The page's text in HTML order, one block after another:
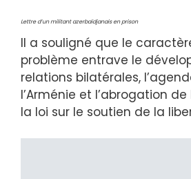
Lettre d’un militant azerbaïdjanais en prison
Il a souligné que le
problème entrave le
relations bilatérales,
l’Arménie et l’abrogation
la loi sur le soutien de la